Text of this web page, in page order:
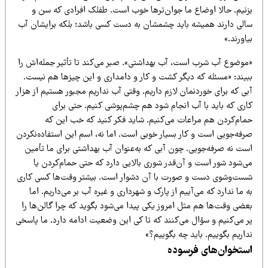
حالا اوضاع ما جوان‌ترها خوب است. طفلک افرادی که سن و
دارند همیشه باید چشمشان به دست کسی باشد؛ بلکه برایشان آب
آب شرب است، آب بهداشتی». صبر می‌کند تا تأثیر جمله‌اش را
«مسئله که دیگر کشت و کار و دامداری و این چیزها هم نیست.
که برای خوردنمان لازم داریم. وقتی آب نداریم مجبور هستیم از هزار
که باید با آب انجام شود هم چشم‌پوشی کنیم. حتی برای
هم مراعات می‌کنیم. شاید فکر کنید که خب این که
است و کار بسیار خوبی است. اما نه، اسم این استفاده‌نکردن
نه صرفه‌جویی. چون آبی که به‌عنوان آب بهداشتی برای ما تأمین
شور است و آن‌قدر شوری بالایی دارد که حتی حمام‌کردن یا
دست و صورت با آن دشوار است. بیشتر وقت‌ها کسی کاری
ما ندارد که می‌آییم از پارک و شهرداری و غیره آب بر می‌داریم. اما
وقت‌ها هم مثل امروز یکی پیدا می‌شود بگوید که چرا گالن‌ها را
می‌کنیم و سؤال می‌کنند که تا کی این وضعیت ادامه دارد. ما پاسخی
بگوییم. باید چه بگوییم؟»
فرسوده